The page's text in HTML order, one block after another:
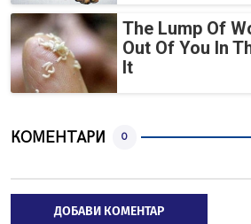
The Lump Of
Out Of You In
It
КОМЕНТАРИ 0
ДОБАВИ КОМЕНТАР